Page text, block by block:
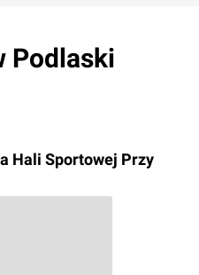
Podlaski
Hali Sportowej Przy